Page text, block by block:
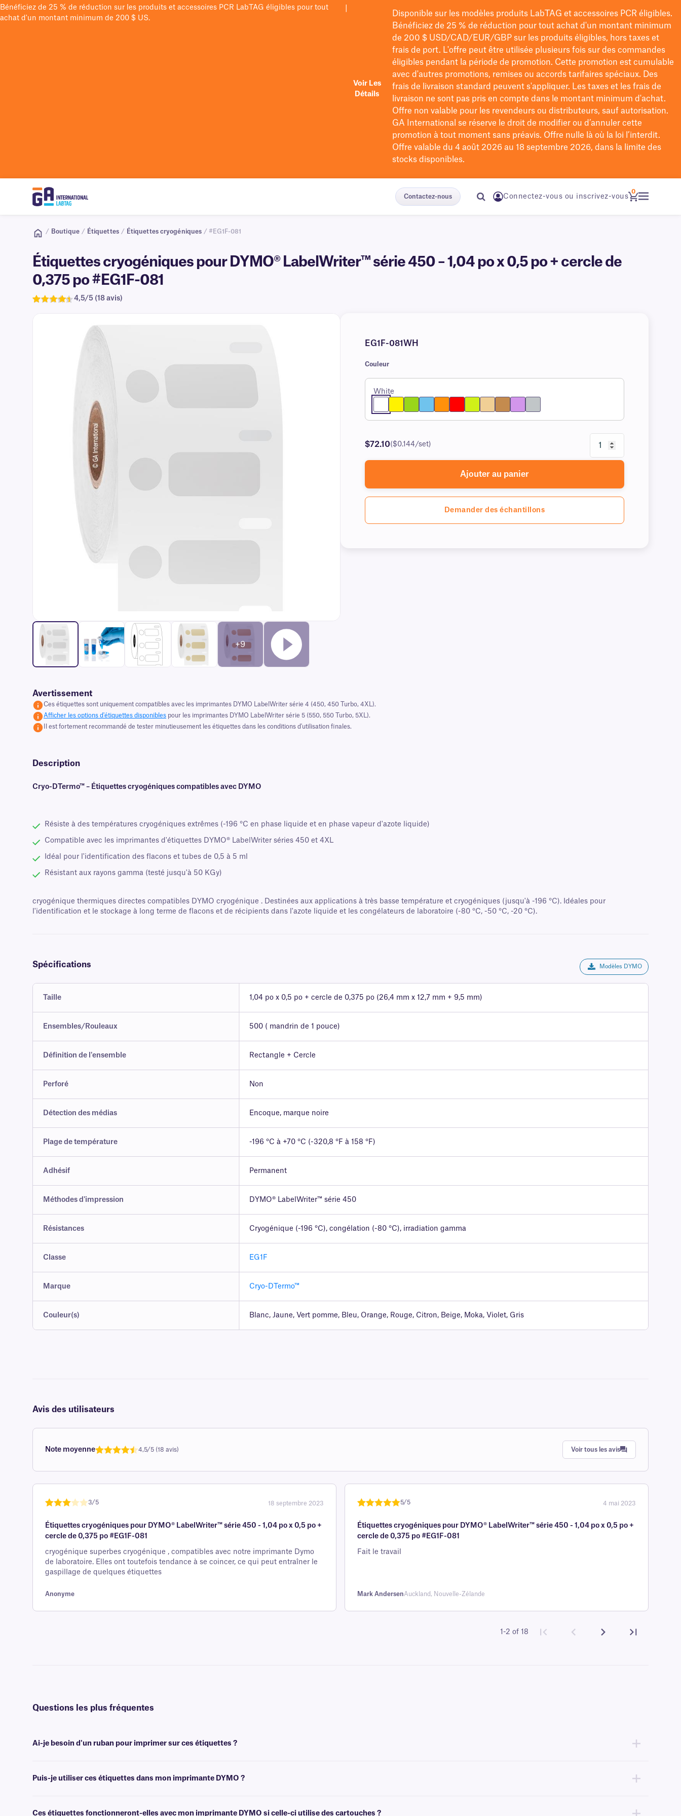
Bénéficiez de 25 % de réduction sur les produits et accessoires PCR LabTAG éligibles pour tout
achat d'un montant minimum de 200 $ US.
Voir Les
Détails
Disponible sur les modèles produits LabTAG et accessoires PCR éligibles.
Bénéficiez de 25 % de réduction pour tout achat d'un montant minimum
de 200 $USD/CAD/EUR/GBPsur les produits éligibles, hors taxes et
frais de port. L'offre peut être utilisée plusieurs fois sur des commandes
éligibles pendant la période de promotion. Cette promotion est cumulable
avec d'autres promotions, remises ou accords tarifaires spéciaux. Des
frais de livraison standard peuvent s'appliquer. Les taxes et les frais de
livraison ne sont pas pris en compte dans le montant minimum d'achat.
Offre non valable pour les revendeurs ou distributeurs, sauf autorisation.
GA International se réserve le droit de modifierou d’annuler cette
promotion à tout moment sans préavis. Offre nulle là où la loi l’interdit.
Offre valable du 4 août 2026 au 18 septembre 2026, dans la limite des
stocks disponibles.
Contactez-nous Connectez-vous ou inscrivez-vous
0
/ Boutique / Étiquettes / Étiquettes cryogéniques / #EG1F-081
Étiquettes cryogéniques pour DYMO® LabelWriter™ série 450 – 1,04 po x 0,5 po + cercle de
0,375 po #EG1F-081
4,5/5 (18 avis)
+9
EG1F-081WH
Couleur
White
$72.10($0.144/set)
Ajouter au panier
Demander des échantillons
Avertissement
Ces étiquettes sont uniquement compatibles avec les imprimantes DYMO LabelWriter série 4 (450, 450 Turbo, 4XL).
Afficher les options d'étiquettes disponibles pour les imprimantes DYMO LabelWriter série 5 (550, 550 Turbo, 5XL).
Il est fortement recommandé de tester minutieusement les étiquettes dans les conditions d'utilisation finales.
Description
Cryo-DTermo™ – Étiquettes cryogéniques compatibles avec DYMO
Résiste à des températures cryogéniques extrêmes (-196 °C en phase liquide et en phase vapeur d'azote liquide)
Compatible avec les imprimantes d'étiquettes DYMO® LabelWriter séries 450 et 4XL
Idéal pour l'identification des flacons et tubes de 0,5 à 5 ml
Résistant aux rayons gamma (testé jusqu'à 50 KGy)
cryogénique thermiques directes compatibles DYMO cryogénique . Destinées aux applications à très basse température et cryogéniques (jusqu'à -196 °C). Idéales pour
l'identification et le stockage à long terme de flacons et de récipients dans l'azote liquide et les congélateurs de laboratoire (-80 °C, -50 °C, -20 °C).
Spécifications Modèles DYMO
Taille 1,04 po x 0,5 po + cercle de 0,375 po (26,4 mm x 12,7 mm + 9,5 mm)
Ensembles/Rouleaux 500 ( mandrin de 1 pouce)
Définition de l'ensemble Rectangle + Cercle
Perforé Non
Détection des médias Encoque, marque noire
Plage de température -196 °C à +70 °C (-320,8 °F à 158 °F)
Adhésif Permanent
Méthodes d'impression DYMO® LabelWriter™ série 450
Résistances Cryogénique (-196 °C), congélation (-80 °C), irradiation gamma
Classe EG1F
Marque Cryo-DTermo™
Couleur(s) Blanc, Jaune, Vert pomme, Bleu, Orange, Rouge, Citron, Beige, Moka, Violet, Gris
Avis des utilisateurs
Note moyenne
sur 5
basée
sur
4,5/5 (18 avis) Voir tous les avis
de 3
sur 5
basée
sur
avis
3/5 18 septembre 2023
Étiquettes cryogéniques pour DYMO® LabelWriter™ série 450 - 1,04 po x 0,5 po +
cercle de 0,375 po #EG1F-081
cryogénique superbes cryogénique , compatibles avec notre imprimante Dymo
de laboratoire. Elles ont toutefois tendance à se coincer, ce qui peut entraîner le
gaspillage de quelques étiquettes
Anonyme
5 sur la
base d'
évaluation
5/5 4 mai 2023
Étiquettes cryogéniques pour DYMO® LabelWriter™ série 450 - 1,04 po x 0,5 po +
cercle de 0,375 po #EG1F-081
Fait le travail
Mark AndersenAuckland, Nouvelle-Zélande
1-2 of 18
Questions les plus fréquentes
Ai-je besoin d'un ruban pour imprimer sur ces étiquettes ?
Puis-je utiliser ces étiquettes dans mon imprimante DYMO ?
.Ces étiquettes fonctionneront-elles avec mon imprimante DYMO si celle-ci utilise des cartouches ?